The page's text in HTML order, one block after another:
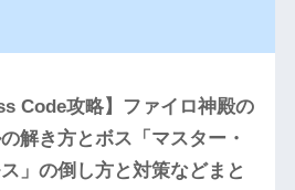
Code攻略】ファイロ神殿の
解き方とボス「マスター・
」の倒し方と対策などまと